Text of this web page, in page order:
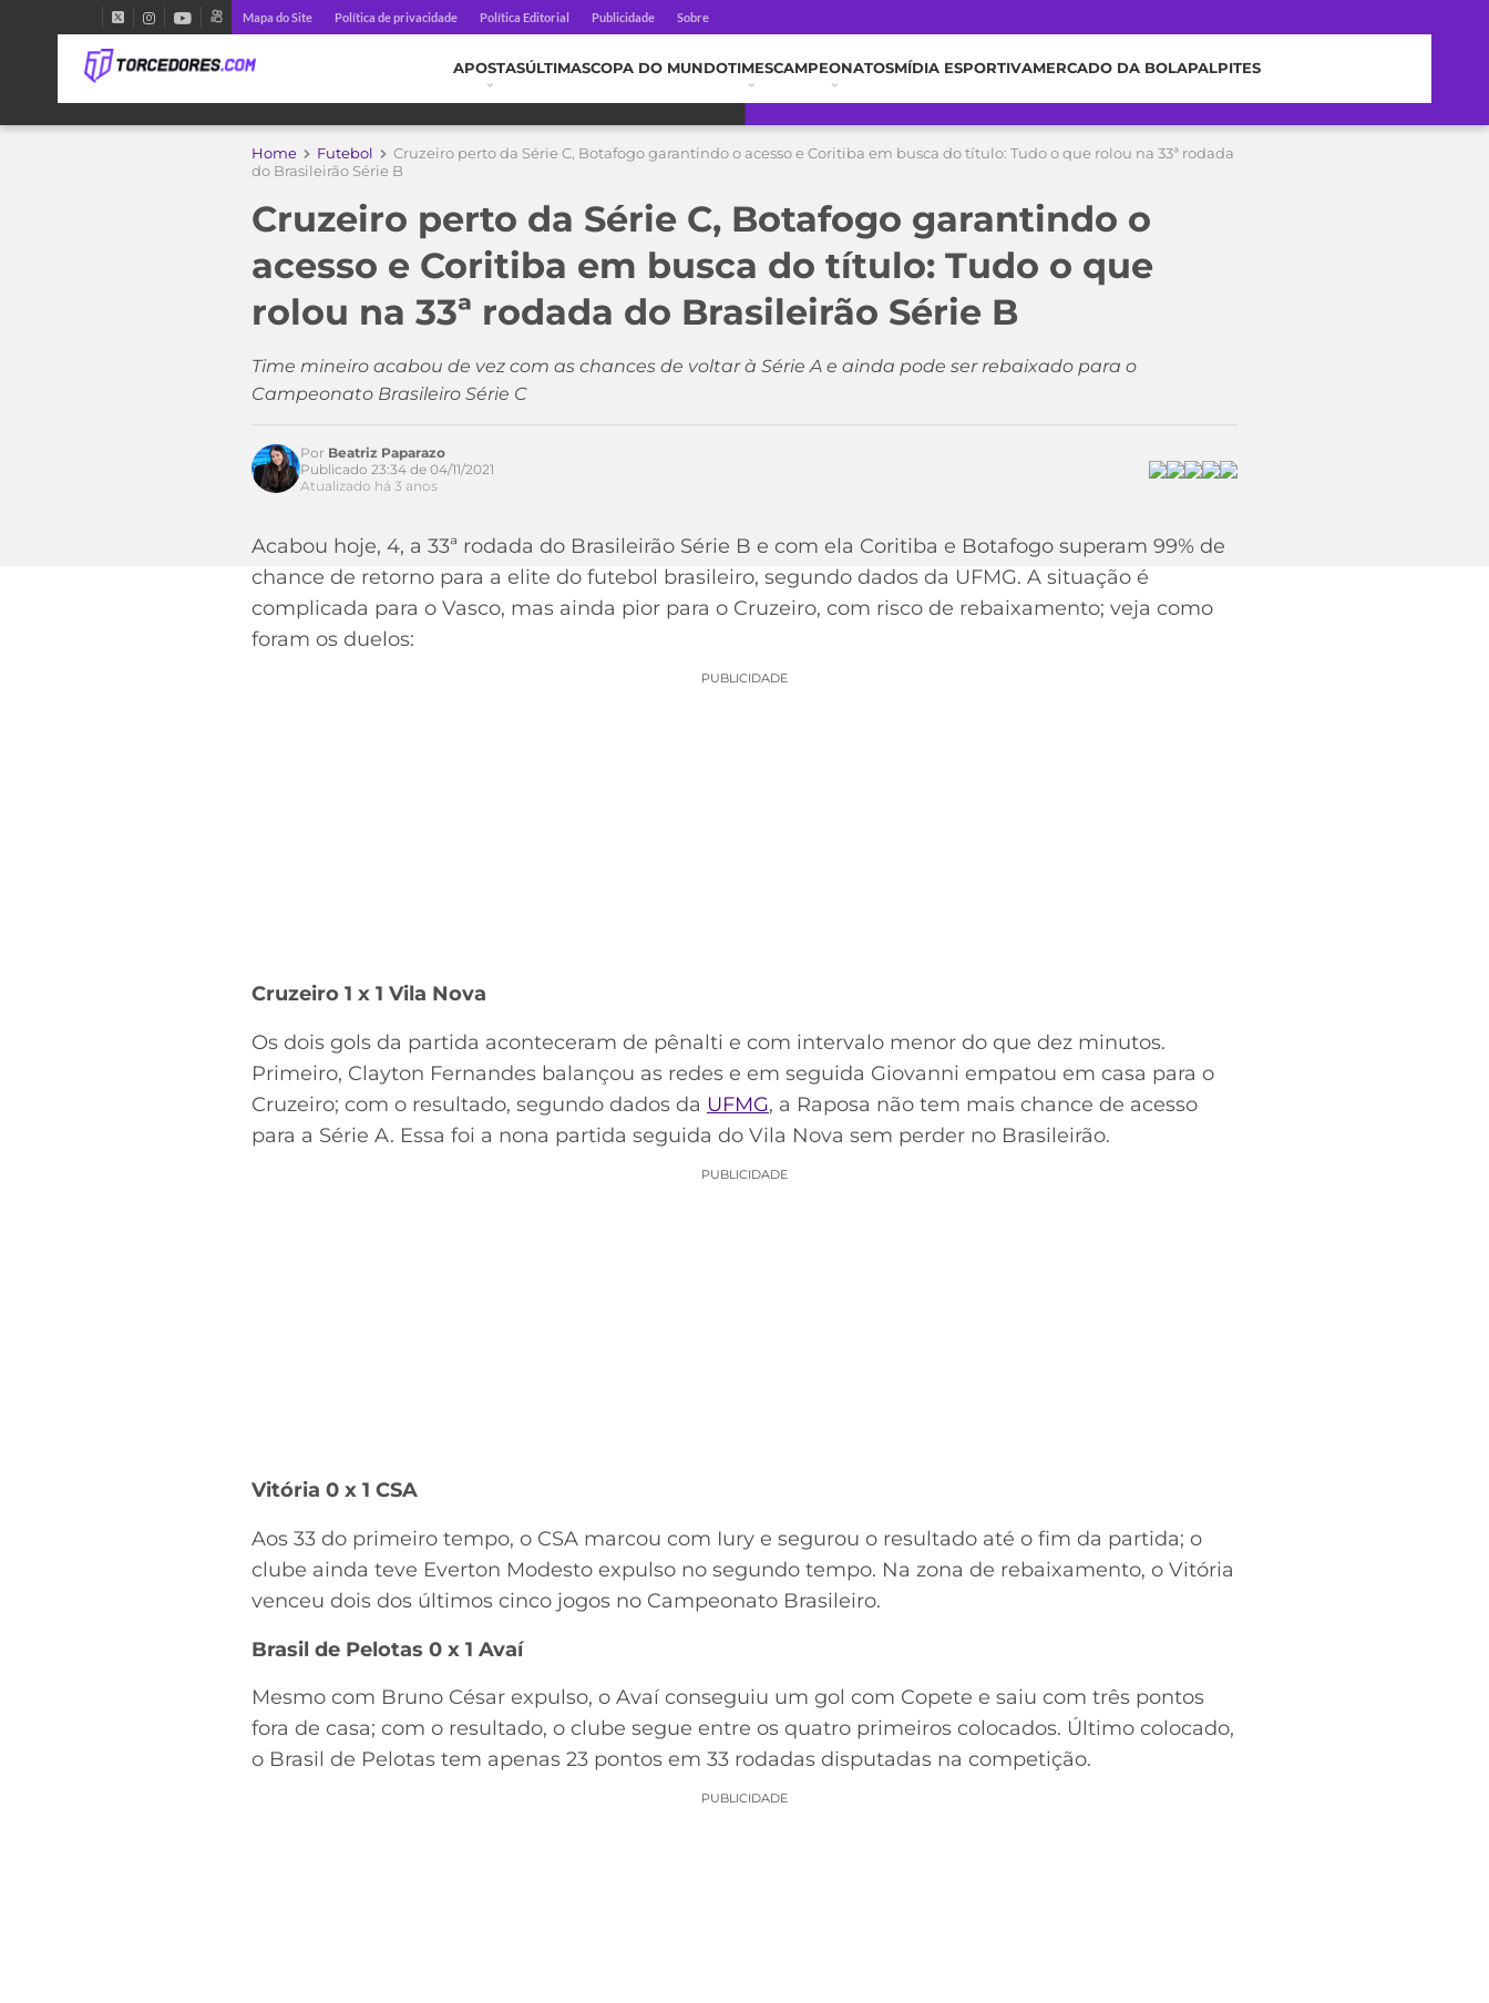
Mapa do Site Política de privacidade Política Editorial Publicidade Sobre
APOSTASÚLTIMASCOPA DO MUNDOTIMESCAMPEONATOSMÍDIA ESPORTIVAMERCADO DA BOLAPALPITES
Home Futebol
Cruzeiro perto da Série C, Botafogo garantindo o acesso e Coritiba em busca do título: Tudo o que rolou na 33ª rodada
do Brasileirão Série B
Cruzeiro perto da Série C, Botafogo garantindo o
acesso e Coritiba em busca do título: Tudo o que
rolou na 33ª rodada do Brasileirão Série B
Time mineiro acabou de vez com as chances de voltar à Série A e ainda pode ser rebaixado para o
Campeonato Brasileiro Série C
Acesse o perfil do autor
Por Beatriz Paparazo
Publicado 23:34 de 04/11/2021
Atualizado há 3 anos
Acabou hoje, 4, a 33ª rodada do Brasileirão Série B e com ela Coritiba e Botafogo superam 99% de
chance de retorno para a elite do futebol brasileiro, segundo dados da UFMG. A situação é
complicada para o Vasco, mas ainda pior para o Cruzeiro, com risco de rebaixamento; veja como
foram os duelos:
PUBLICIDADE
Cruzeiro 1 x 1 Vila Nova
Os dois gols da partida aconteceram de pênalti e com intervalo menor do que dez minutos.
Primeiro, Clayton Fernandes balançou as redes e em seguida Giovanni empatou em casa para o
Cruzeiro; com o resultado, segundo dados da UFMG, a Raposa não tem mais chance de acesso
para a Série A. Essa foi a nona partida seguida do Vila Nova sem perder no Brasileirão.
PUBLICIDADE
Vitória 0 x 1 CSA
Aos 33 do primeiro tempo, o CSA marcou com Iury e segurou o resultado até o fim da partida; o
clube ainda teve Everton Modesto expulso no segundo tempo. Na zona de rebaixamento, o Vitória
venceu dois dos últimos cinco jogos no Campeonato Brasileiro.
Brasil de Pelotas 0 x 1 Avaí
Mesmo com Bruno César expulso, o Avaí conseguiu um gol com Copete e saiu com três pontos
fora de casa; com o resultado, o clube segue entre os quatro primeiros colocados. Último colocado,
o Brasil de Pelotas tem apenas 23 pontos em 33 rodadas disputadas na competição.
PUBLICIDADE